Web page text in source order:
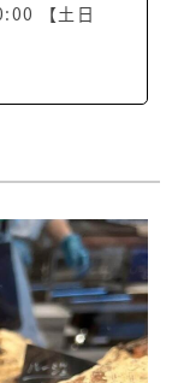
【土日